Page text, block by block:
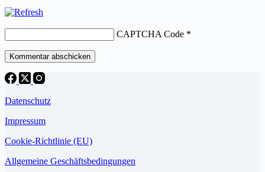
CAPTCHA Code *
Kommentar abschicken
Datenschutz
Impressum
Cookie-Richtlinie (EU)
Allgemeine Geschäftsbedingungen